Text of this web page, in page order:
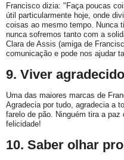
Francisco dizia: "Faça poucas
útil particularmente hoje, onde
coisas ao mesmo tempo. Nunca
nunca sofremos tanto com a
Clara de Assis (amiga de
comunicação e pode nos ajudar
9. Viver agradecido
Uma das maiores marcas de
Agradecia por tudo, agradecia a
farelo de pão. Ninguém tira a
felicidade!
10. Saber olhar